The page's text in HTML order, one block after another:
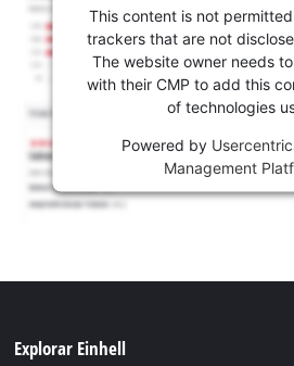
This content is not
trackers that are not
The website owner needs
with their CMP to add this
of technologies
Powered by
Management
Explorar Einhell